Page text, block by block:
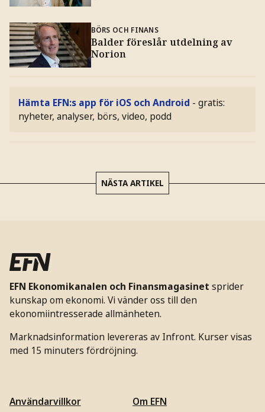
BÖRS OCH FINANS
Balder föreslår utdelning av
Norion
Hämta EFN:s app för iOS och Android - gratis:
nyheter, analyser, börs, video, podd
NÄSTA ARTIKEL
EFN Ekonomikanalen och Finansmagasinet sprider
kunskap om ekonomi. Vi vänder oss till den
ekonomiintresserade allmänheten.
Marknadsinformation levereras av Infront. Kurser visas
med 15 minuters fördröjning.
Användarvillkor
Om EFN